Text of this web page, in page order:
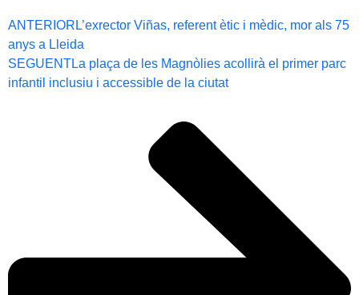
ANTERIOR L’exrector Viñas, referent ètic i mèdic, mor als 75
anys a Lleida
SEGUENTLa plaça de les Magnòlies acollirà el primer parc
infantil inclusiu i accessible de la ciutat